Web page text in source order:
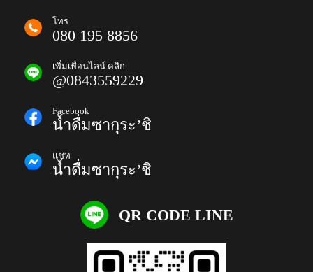
โทร
080 195 8856
เพิ่มเพื่อนไลน์ คลิก
@0843559229
Facebook
น้ำดื่มซากุระ’ชิ
แชท
น้ำดื่มซากุระ’ชิ
QR CODE LINE